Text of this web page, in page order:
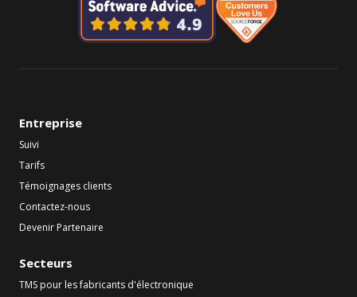
Entreprise
Suivi
Tarifs
Témoignages clients
Contactez-nous
Devenir Partenaire
Secteurs
TMS pour les fabricants d'électronique